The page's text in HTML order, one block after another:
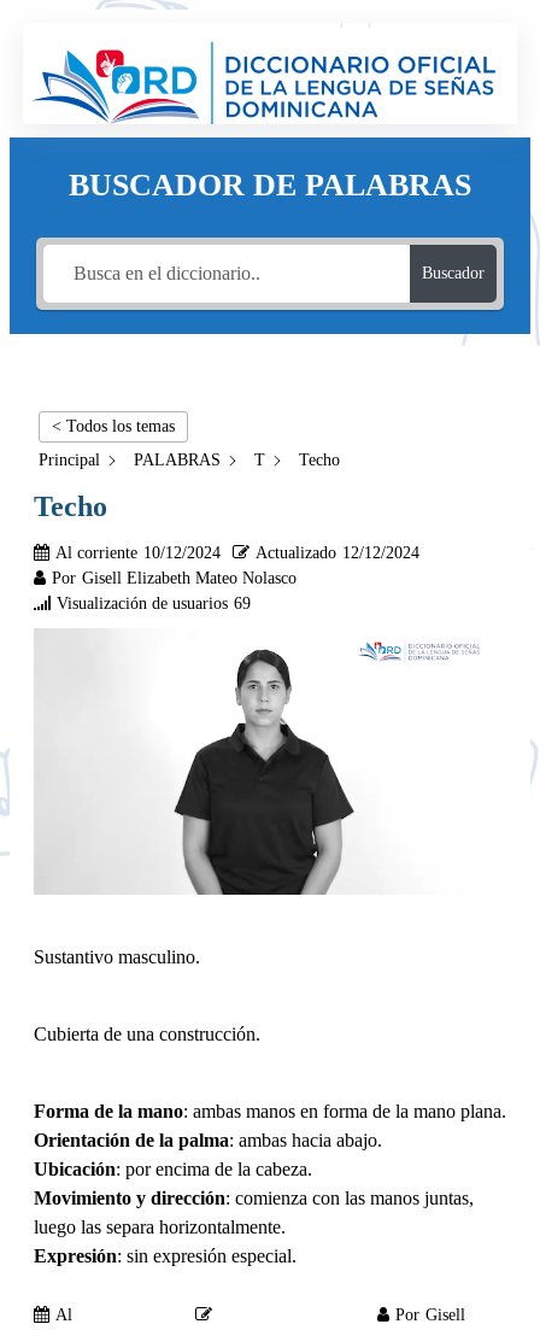
BUSCADOR DE PALABRAS
Buscador
< Todos los temas
Principal
PALABRAS T Techo
Techo
Al corriente 10/12/2024 Actualizado 12/12/2024
Por Gisell Elizabeth Mateo Nolasco
Visualización de usuarios 69
Sustantivo masculino.
Cubierta de una construcción.
Forma de la mano: ambas manos en forma de la mano plana.
Orientación de la palma: ambas hacia abajo.
Ubicación: por encima de la cabeza.
Movimiento y dirección: comienza con las manos juntas,
luego las separa horizontalmente.
Expresión: sin expresión especial.
Al
Por Gisell